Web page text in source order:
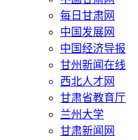
每日甘肃网
中国发展网
中国经济导报
甘州新闻在线
西北人才网
甘肃省教育厅
兰州大学
甘肃新闻网